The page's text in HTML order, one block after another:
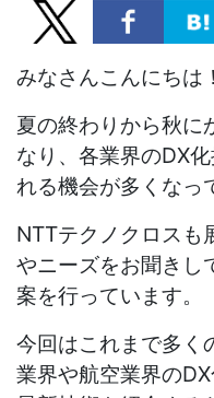
みなさんこんにちは
夏の終わりから秋に
なり、各業界のDX
れる機会が多くなっ
NTTテクノクロスも
やニーズをお聞きし
案を行っています。
今回はこれまで多く
業界や航空業界のDX